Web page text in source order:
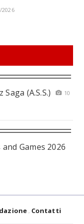
2026
(A.S.S.)
10
Games 2026
Contatti